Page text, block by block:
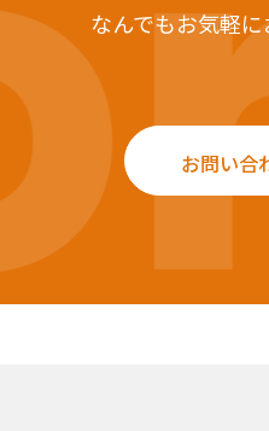
なんでもお気軽
お問い合